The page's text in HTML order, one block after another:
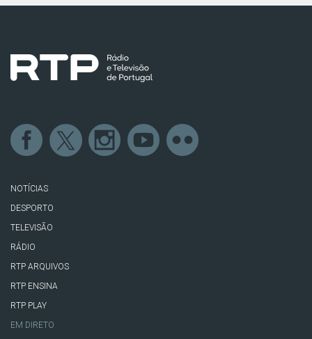
NOTÍCIAS
DESPORTO
TELEVISÃO
RÁDIO
RTP ARQUIVOS
RTP ENSINA
RTP PLAY
EM DIRETO